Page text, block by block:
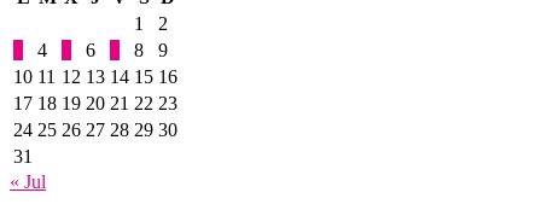
1
2
4 6 8
9
10 11 12 13 14 15 16
17 18 19 20 21 22 23
24 25 26 27 28 29 30
31
« Jul